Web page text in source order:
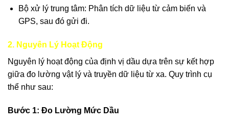
Bộ xử lý trung tâm: Phân tích dữ liệu từ cảm biến và
GPS, sau đó gửi đi.
2. Nguyên Lý Hoạt Động
Nguyên lý hoạt động của định vị dầu dựa trên sự kết hợp
giữa đo lường vật lý và truyền dữ liệu từ xa. Quy trình cụ
thể như sau:
Bước 1: Đo Lường Mức Dầu